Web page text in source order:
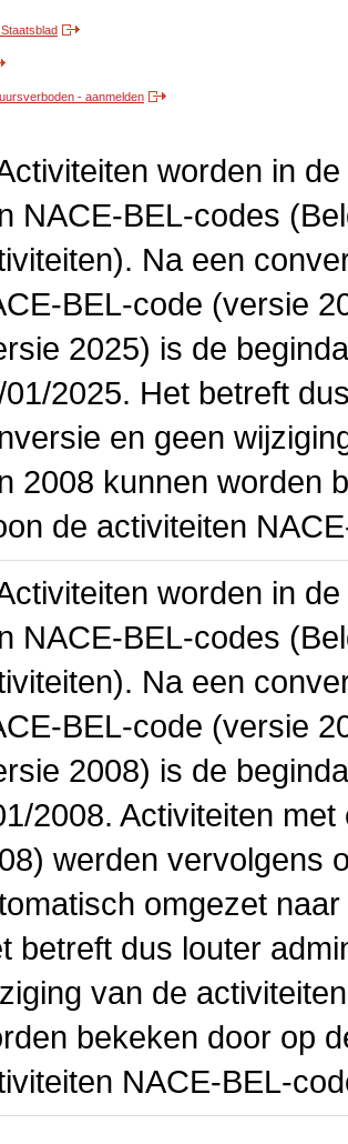
- aanmelden
worden in
NACE-BEL-codes
Na een
BEL-code (versie
2025) is de
01/2025. Het betreft
en geen
2008 kunnen worden
de activiteiten
worden in
NACE-BEL-codes
Na een
BEL-code (versie
2008) is de
2008. Activiteiten
werden vervolgens
omgezet
betreft dus louter
van de
bekeken door op
NACE-BEL-